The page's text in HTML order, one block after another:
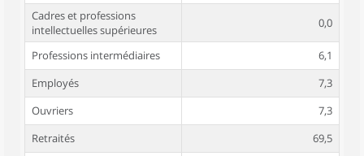
Cadres et professions
intellectuelles supérieures
0,0
Professions intermédiaires
6,1
Employés
7,3
Ouvriers
7,3
Retraités
69,5